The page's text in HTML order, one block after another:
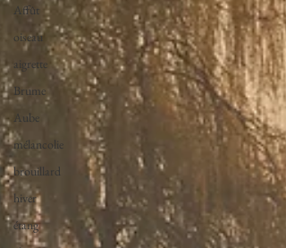
Affût
oiseau
aigrette
Brume
Aube
mélancolie
brouillard
hiver
étang